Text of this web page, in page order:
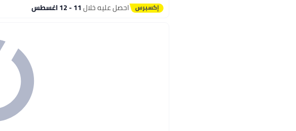
احصل عليه خلال11 - 12 اغسطس